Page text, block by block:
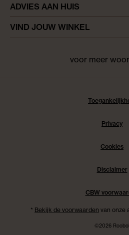
ADVIES AAN HUIS
VIND JOUW WINKEL
voor meer
Privacy
Cookies
Disclaimer
CBW
* Bekijk de voorwaarden van onze
©2026 Roobol